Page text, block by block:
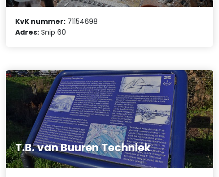
KvK nummer: 71154698
Adres: Snip 60
T.B. van Buuren Techniek